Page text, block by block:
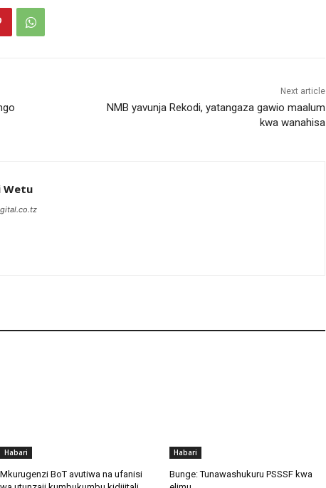
Next article
NMB yavunja Rekodi, yatangaza gawio maalum
kwa wanahisa
Wetu
Habari
Mkurugenzi BoT avutiwa na ufanisi
Habari
Bunge: Tunawashukuru PSSSF kwa